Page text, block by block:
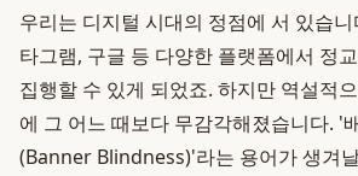
우리는 디지털 시대의 정점에 서 있습
타그램, 구글 등 다양한 플랫폼에서 정
집행할 수 있게 되었죠. 하지만 역설적
에 그 어느 때보다 무감각해졌습니다. '
(Banner Blindness)'라는 용어가 생겨